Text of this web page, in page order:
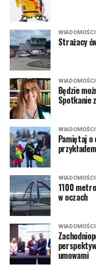
WIADOMOŚCI
Strażacy
WIADOMOŚCI
Będzie
Spotkanie
WIADOMOŚCI
Pamiętaj o
przykładem
WIADOMOŚCI
1100
w oczach
WIADOMOŚCI
umowami